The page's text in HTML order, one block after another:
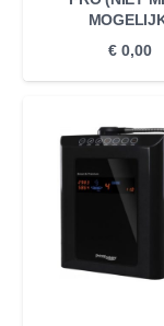
Met een maximale
benutten, wij
Levering in
Onze Nederlandse
€ 0,00